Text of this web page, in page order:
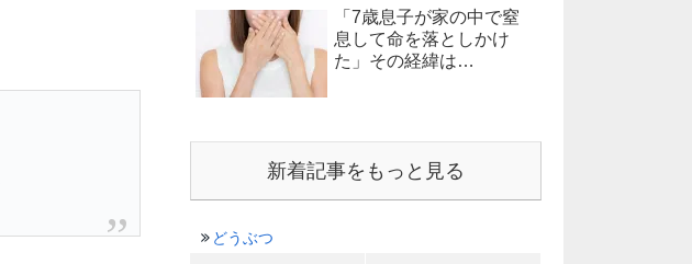
「7歳息子が家の中で窒
息して命を落としかけ
た」その経緯は…
新着記事をもっと見る
どうぶつ